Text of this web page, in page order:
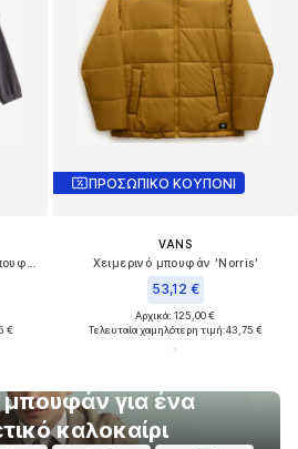
€
για ένα
καλοκαίρι
ΠΡΟΣΩΠΙΚΟ ΚΟΥΠΟΝΙ
VANS
Χειμερινό μπουφάν 'Norris'
53,12 €
Αρχικά: 125,00 €
Τελευταία χαμηλότερη τιμή:43,75 €